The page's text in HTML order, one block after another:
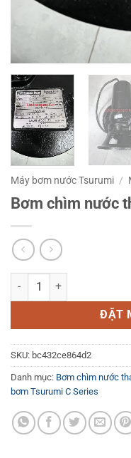
Máy bơm nước Tsurumi /
Bơm chìm nước
Bơm chìm nước thải
ĐẶT
SKU: bc432ce864d2
Danh mục: Bơm chìm nước
bơm Tsurumi C Series